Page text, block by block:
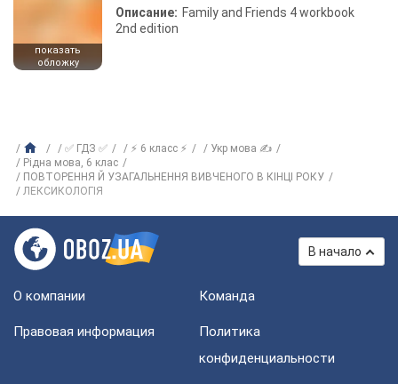
показать
обложку
Описание: Family and Friends 4 workbook
2nd edition
✅ ГДЗ ✅ ⚡ 6 класс ⚡
Укр мова ✍
Рідна мова, 6 клас
ПОВТОРЕННЯ Й УЗАГАЛЬНЕННЯ ВИВЧЕНОГО В КІНЦІ РОКУ
ЛЕКСИКОЛОГІЯ
В начало
О компании Команда
Правовая информация
Политика
конфиденциальности